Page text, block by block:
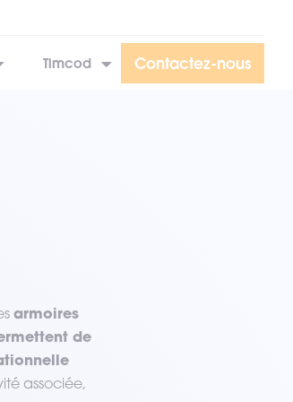
Timcod Contactez-nous
armoires
de
associée,